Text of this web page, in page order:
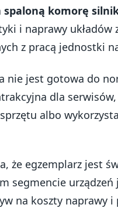
spaloną komorę
i naprawy
z pracą jednostki
nie jest gotowa do
dla
albo
że egzemplarz jest
segmencie
na koszty naprawy i